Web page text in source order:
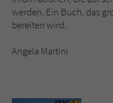
werden. Ein Buch, das
bereiten wird.
Angela Martini